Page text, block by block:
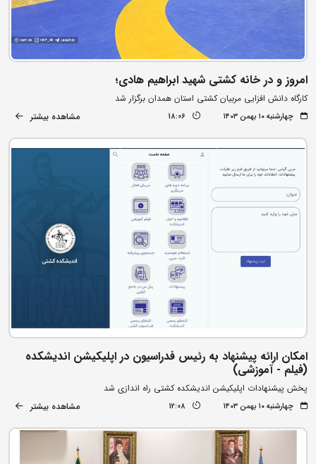
امروز و در خانه کشتی شهید ابراهیم هادی؛
کارگاه دانش افزایی مربیان کشتی استان همدان برگزار شد
چهارشنبه ۱۰ بهمن ۱۴۰۳ 18:06 مشاهده بیشتر
امکان ارائه پیشنهاد به رئیس فدراسیون در اپلیکیشن اندیشکده
(فیلم - آموزشی)
پخش پیشنهادات اپلیکیشن اندیشکده کشتی راه اندازی شد
چهارشنبه ۱۰ بهمن ۱۴۰۳ 12:08 مشاهده بیشتر